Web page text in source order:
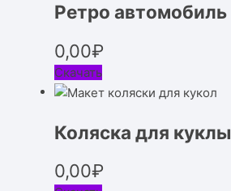
Ретро автомобиль
0,00₽
Скачать
Коляска для куклы
0,00₽